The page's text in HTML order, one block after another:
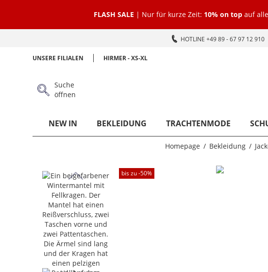
FLASH SALE | Nur für kurze Zeit: 10% on top auf
HOTLINE +49 89 - 67 97 12 910
UNSERE FILIALEN HIRMER - XS-XL
Suche
öffnen
NEW IN BEKLEIDUNG TRACHTENMODE
Homepage Bekleidung
bis zu -50%